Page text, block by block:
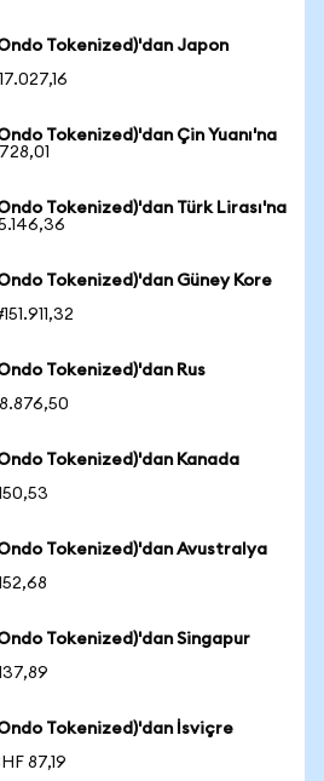
Tokenized)'dan Japon
Tokenized)'dan Çin Yuanı'na
Tokenized)'dan Türk Lirası'na
Tokenized)'dan Güney Kore
Tokenized)'dan Rus
Tokenized)'dan Kanada
Tokenized)'dan Avustralya
Tokenized)'dan Singapur
Tokenized)'dan İsviçre
87,19